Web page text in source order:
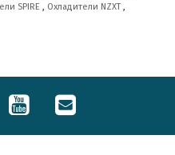
SPIRE , Охладители NZXT ,